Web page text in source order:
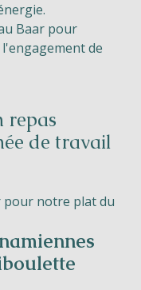
Baar pour
de
repas
de travail
pour notre plat du